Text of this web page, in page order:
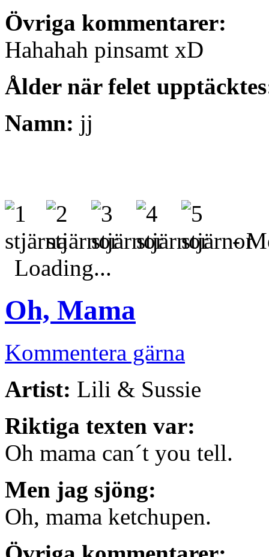
Övriga kommentarer:
Hahahah pinsamt xD
Ålder när felet
Namn: jj
-
Loading...
Oh, Mama
Kommentera gärna
Artist: Lili & Sussie
Riktiga texten var:
Oh mama can´t you tell.
Men jag sjöng:
Oh, mama ketchupen.